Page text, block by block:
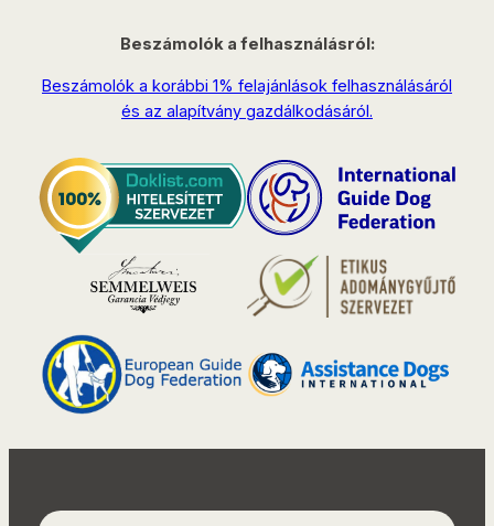
Beszámolók a felhasználásról:
Beszámolók a korábbi 1% felajánlások felhasználásáról
és az alapítvány gazdálkodásáról.